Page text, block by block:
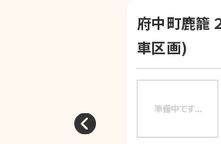
府中町鹿
車区画)